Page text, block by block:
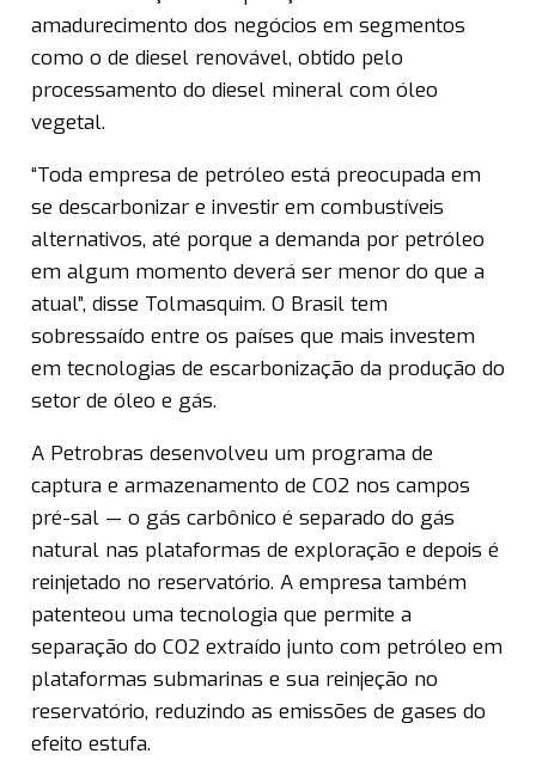
amadurecimento dos negócios em segmentos
como o de diesel renovável, obtido pelo
processamento do diesel mineral com óleo
vegetal.
“Toda empresa de petróleo está preocupada em
se descarbonizar e investir em combustíveis
alternativos, até porque a demanda por petróleo
em algum momento deverá ser menor do que a
atual”, disse Tolmasquim. O Brasil tem
sobressaído entre os países que mais investem
em tecnologias de escarbonização da produção do
setor de óleo e gás.
A Petrobras desenvolveu um programa de
captura e armazenamento de CO2 nos campos
pré-sal — o gás carbônico é separado do gás
natural nas plataformas de exploração e depois é
reinjetado no reservatório. A empresa também
patenteou uma tecnologia que permite a
separação do CO2 extraído junto com petróleo em
plataformas submarinas e sua reinjeção no
reservatório, reduzindo as emissões de gases do
efeito estufa.